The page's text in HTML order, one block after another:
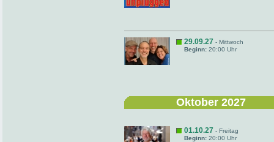
29.09.27 - Mittwoch
Beginn: 20:00 Uhr
Oktober 2027
01.10.27 - Freitag
Beginn: 20:00 Uhr